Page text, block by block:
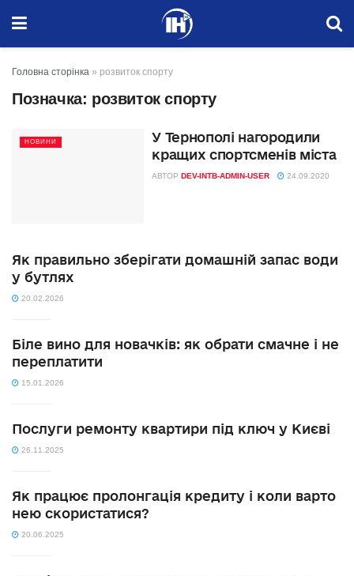
Головна сторінка » розвиток спорту
Позначка: розвиток спорту
НОВИНИ
У Тернополі нагородили
кращих спортсменів міста
АВТОР DEV-INTB-ADMIN-USER 24.09.2020
Як правильно зберігати домашній запас води
у бутлях
20.02.2026
Біле вино для новачків: як обрати смачне і не
переплатити
15.01.2026
Послуги ремонту квартири під ключ у Києві
26.11.2025
Як працює пролонгація кредиту і коли варто
нею скористатися?
20.06.2025